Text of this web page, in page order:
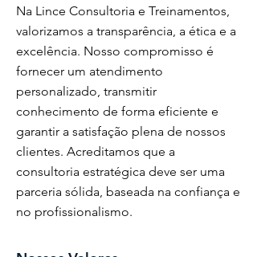
Na Lince Consultoria e Treinamentos,
valorizamos a transparência, a ética e a
excelência. Nosso compromisso é
fornecer um atendimento
personalizado, transmitir
conhecimento de forma eficiente e
garantir a satisfação plena de nossos
clientes. Acreditamos que a
consultoria estratégica deve ser uma
parceria sólida, baseada na confiança e
no profissionalismo.